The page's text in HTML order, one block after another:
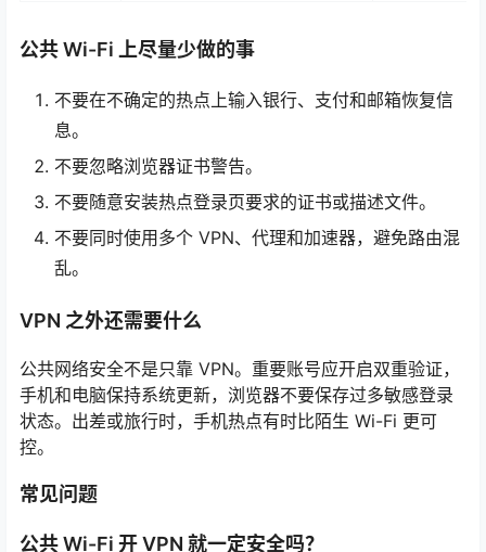
公共 Wi-Fi 上尽量少做的事
不要在不确定的热点上输入银行、支付和邮箱恢复信
息。
不要忽略浏览器证书警告。
不要随意安装热点登录页要求的证书或描述文件。
不要同时使用多个 VPN、代理和加速器，避免路由混
乱。
VPN 之外还需要什么
公共网络安全不是只靠 VPN。重要账号应开启双重验证，
手机和电脑保持系统更新，浏览器不要保存过多敏感登录
状态。出差或旅行时，手机热点有时比陌生 Wi-Fi 更可
控。
常见问题
公共 Wi-Fi 开 VPN 就一定安全吗？